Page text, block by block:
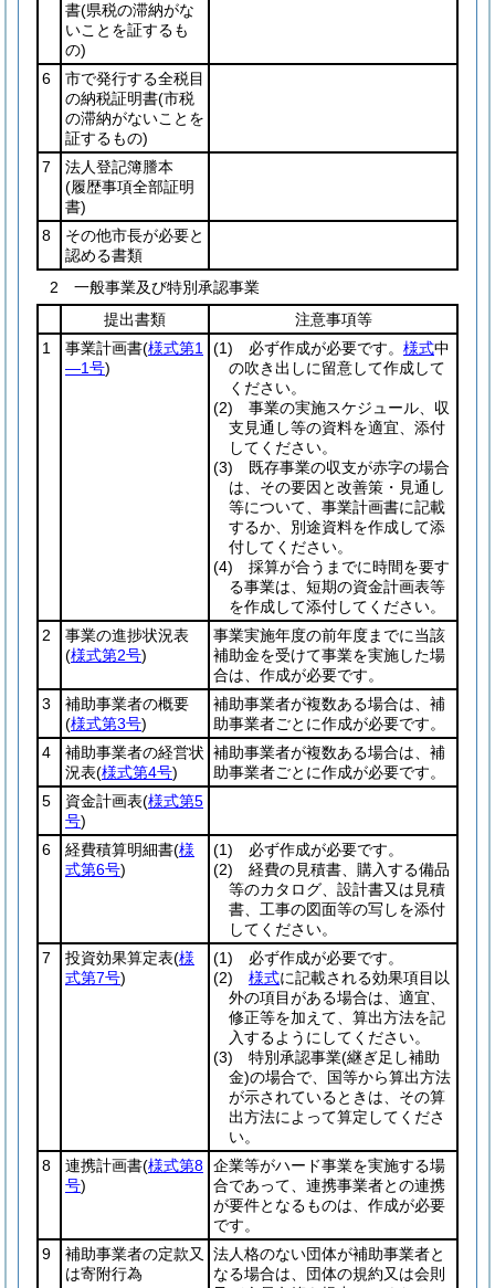
書(県税の滞納がな
いことを証するも
の)
6
市で発行する全税目
の納税証明書(市税
の滞納がないことを
証するもの)
7
法人登記簿謄本
(履歴事項全部証明
書)
8
その他市長が必要と
認める書類
2 一般事業及び特別承認事業
提出書類
注意事項等
1
事業計画書(様式第1
―1号)
(1) 必ず作成が必要です。 様式中
の吹き出しに留意して作成して
ください。
(2) 事業の実施スケジュール、収
支見通し等の資料を適宜、添付
してください。
(3) 既存事業の収支が赤字の場合
は、その要因と改善策・見通し
等について、事業計画書に記載
するか、別途資料を作成して添
付してください。
(4) 採算が合うまでに時間を要す
る事業は、短期の資金計画表等
を作成して添付してください。
2
事業の進捗状況表
(様式第2号)
事業実施年度の前年度までに当該
補助金を受けて事業を実施した場
合は、作成が必要です。
3
補助事業者の概要
(様式第3号)
補助事業者が複数ある場合は、補
助事業者ごとに作成が必要です。
4
補助事業者の経営状
況表(様式第4号)
補助事業者が複数ある場合は、補
助事業者ごとに作成が必要です。
5
資金計画表(様式第5
号)
6
経費積算明細書(様
式第6号)
(1) 必ず作成が必要です。
(2) 経費の見積書、購入する備品
等のカタログ、設計書又は見積
書、工事の図面等の写しを添付
してください。
7
投資効果算定表(様
式第7号)
(1) 必ず作成が必要です。
(2)
様式に記載される効果項目以
外の項目がある場合は、適宜、
修正等を加えて、算出方法を記
入するようにしてください。
(3) 特別承認事業(継ぎ足し補助
金)の場合で、国等から算出方法
が示されているときは、その算
出方法によって算定してくださ
い。
8
連携計画書(様式第8
号)
企業等がハード事業を実施する場
合であって、連携事業者との連携
が要件となるものは、作成が必要
です。
9
補助事業者の定款又
は寄附行為
法人格のない団体が補助事業者と
なる場合は、団体の規約又は会則